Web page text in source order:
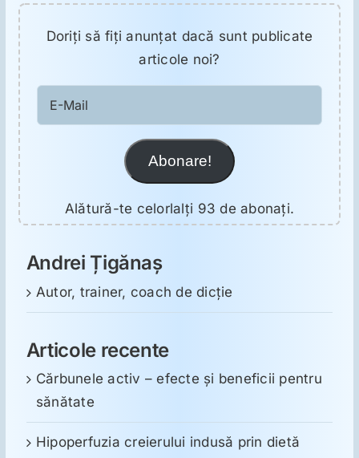
Antropologie
Proză utilă
Doriţi să fiţi anunţat dacă sunt publicate
articole noi?
Mail
Abonare!
Alătură-te celorlalți 93 de abonați.
Andrei Țigănaș
Autor, trainer, coach de dicție
Articole recente
Cărbunele activ – efecte și beneficii pentru
sănătate
Hipoperfuzia creierului indusă prin dietă